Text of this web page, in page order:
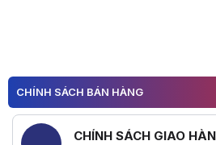
CHÍNH SÁCH BÁN HÀNG
CHÍNH SÁCH GIAO